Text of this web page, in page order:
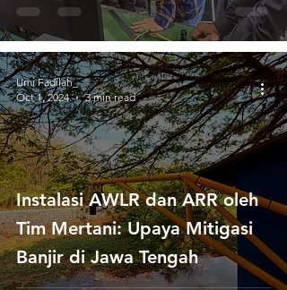
Instalasi AWLR dan ARR oleh
Tim Mertani: Upaya Mitigasi
Banjir di Jawa Tengah
Umi Fadilah_
Oct 1, 2024
3 min read